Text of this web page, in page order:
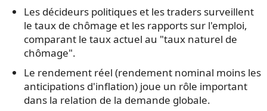
Les décideurs politiques et les traders surveillent
le taux de chômage et les rapports sur l'emploi,
comparant le taux actuel au "taux naturel de
chômage".
Le rendement réel (rendement nominal moins les
anticipations d'inflation) joue un rôle important
dans la relation de la demande globale.